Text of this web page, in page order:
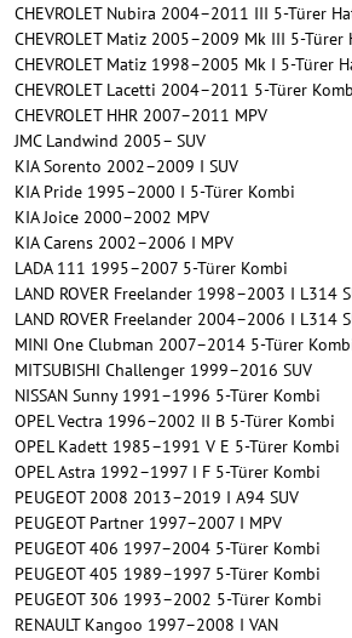
CHEVROLET Nubira 2004–2011 III 5-Türer
CHEVROLET Matiz 2005–2009 Mk III 5-Türer
CHEVROLET Matiz 1998–2005 Mk I 5-Türer
CHEVROLET Lacetti 2004–2011 5-Türer
CHEVROLET HHR 2007–2011 MPV
JMC Landwind 2005– SUV
KIA Sorento 2002–2009 I SUV
KIA Pride 1995–2000 I 5-Türer Kombi
KIA Joice 2000–2002 MPV
KIA Carens 2002–2006 I MPV
LADA 111 1995–2007 5-Türer Kombi
LAND ROVER Freelander 1998–2003 I L314
LAND ROVER Freelander 2004–2006 I L314
MINI One Clubman 2007–2014 5-Türer
MITSUBISHI Challenger 1999–2016 SUV
NISSAN Sunny 1991–1996 5-Türer Kombi
OPEL Vectra 1996–2002 II B 5-Türer Kombi
OPEL Kadett 1985–1991 V E 5-Türer Kombi
OPEL Astra 1992–1997 I F 5-Türer Kombi
PEUGEOT 2008 2013–2019 I A94 SUV
PEUGEOT Partner 1997–2007 I MPV
PEUGEOT 406 1997–2004 5-Türer Kombi
PEUGEOT 405 1989–1997 5-Türer Kombi
PEUGEOT 306 1993–2002 5-Türer Kombi
RENAULT Kangoo 1997–2008 I VAN